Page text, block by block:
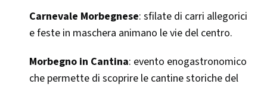
Carnevale Morbegnese: sfilate di carri allegorici
e feste in maschera animano le vie del centro.​
Morbegno in Cantina: evento enogastronomico
che permette di scoprire le cantine storiche del